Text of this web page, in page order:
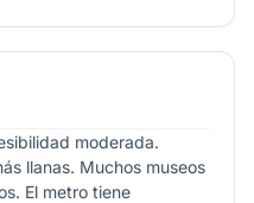
moderada.
llanas. Muchos museos
El metro tiene